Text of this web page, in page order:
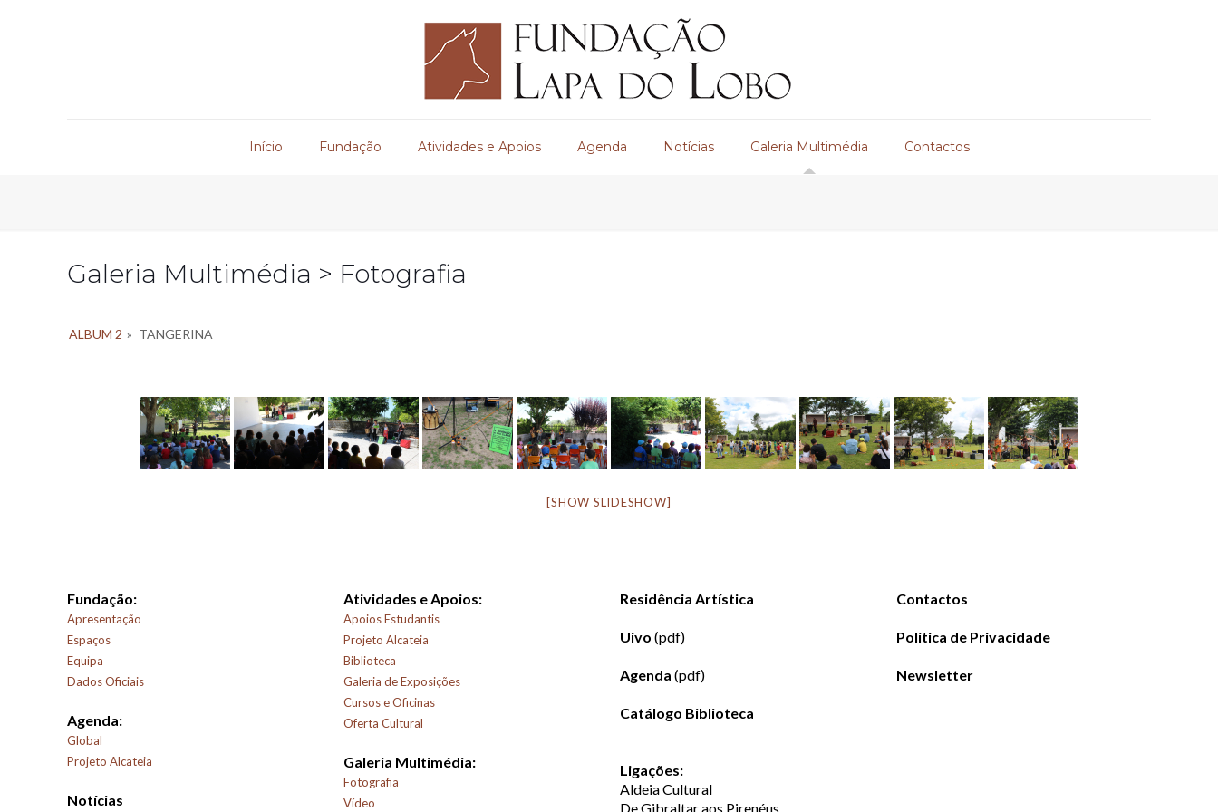
Início Fundação Atividades e Apoios Agenda Notícias Galeria Multimédia Contactos
Galeria Multimédia > Fotografia
ALBUM 2 » TANGERINA
[SHOW SLIDESHOW]
Fundação:
Apresentação
Espaços
Equipa
Dados Oficiais
Agenda:
Global
Projeto Alcateia
Notícias
Atividades e Apoios:
Apoios Estudantis
Projeto Alcateia
Biblioteca
Galeria de Exposições
Cursos e Oficinas
Oferta Cultural
Galeria Multimédia:
Fotografia
Vídeo
Residência Artística
Uivo (pdf)
Agenda (pdf)
Catálogo Biblioteca
Ligações:
Aldeia Cultural
De Gibraltar aos Pirenéus
Contactos
Política de Privacidade
Newsletter